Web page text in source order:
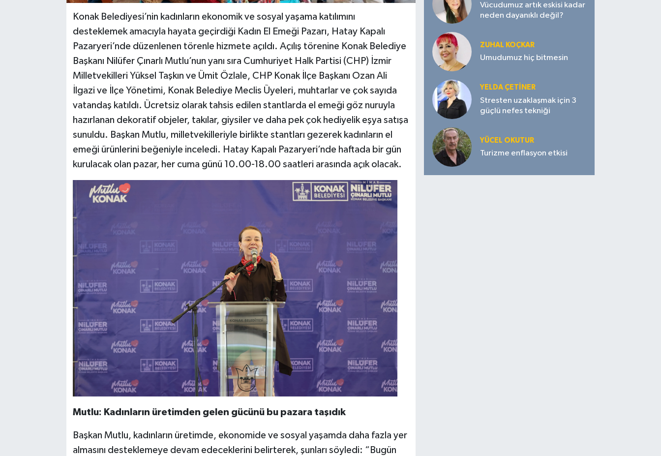
Konak Belediyesi’nin kadınların ekonomik ve sosyal yaşama katılımını
desteklemek amacıyla hayata geçirdiği Kadın El Emeği Pazarı, Hatay Kapalı
Pazaryeri’nde düzenlenen törenle hizmete açıldı. Açılış törenine Konak Belediye
Başkanı Nilüfer Çınarlı Mutlu’nun yanı sıra Cumhuriyet Halk Partisi (CHP) İzmir
Milletvekilleri Yüksel Taşkın ve Ümit Özlale, CHP Konak İlçe Başkanı Ozan Ali
İlgazi ve İlçe Yönetimi, Konak Belediye Meclis Üyeleri, muhtarlar ve çok sayıda
vatandaş katıldı. Ücretsiz olarak tahsis edilen stantlarda el emeği göz nuruyla
hazırlanan dekoratif objeler, takılar, giysiler ve daha pek çok hediyelik eşya satışa
sunuldu. Başkan Mutlu, milletvekilleriyle birlikte stantları gezerek kadınların el
emeği ürünlerini beğeniyle inceledi. Hatay Kapalı Pazaryeri’nde haftada bir gün
kurulacak olan pazar, her cuma günü 10.00-18.00 saatleri arasında açık olacak.
Mutlu: Kadınların üretimden gelen gücünü bu pazara taşıdık
Başkan Mutlu, kadınların üretimde, ekonomide ve sosyal yaşamda daha fazla yer
almasını desteklemeye devam edeceklerini belirterek, şunları söyledi: “Bugün
Vücudumuz artık eskisi kadar
neden dayanıklı değil?
ZUHAL KOÇKAR
Umudumuz hiç bitmesin
YELDA ÇETİNER
Stresten uzaklaşmak için 3
güçlü nefes tekniği
YÜCEL OKUTUR
Turizme enflasyon etkisi